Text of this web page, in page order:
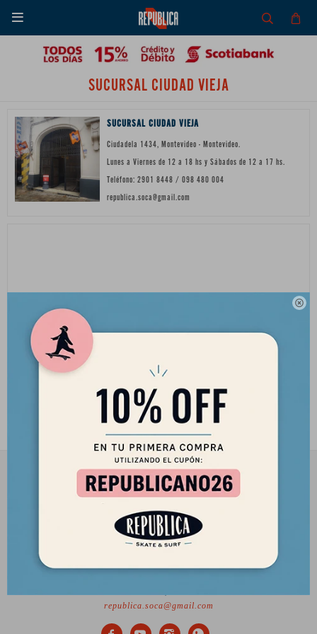


SUCURSAL CIUDAD VIEJA
SUCURSAL CIUDAD VIEJA
Ciudadela 1434, Montevideo - Montevideo.
Lunes a Viernes de 12 a 18 hs y Sábados de 12 a 17 hs.
Teléfono: 2901 8448 / 098 480 004
republica.soca@gmail.com
2901 8448 / 098 480 004
Lunes a Viernes de 12 a 18 hs y Sábados de 12 a 17 hs.
republica.soca@gmail.com